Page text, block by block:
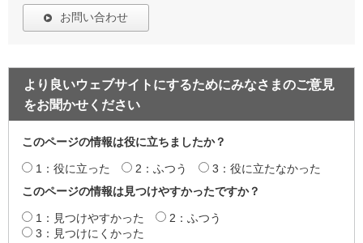
お問い合わせ
より良いウェブサイトにするためにみなさまのご意見
をお聞かせください
このページの情報は役に立ちましたか？
1：役に立った 2：ふつう
3：役に立たなかった
このページの情報は見つけやすかったですか？
1：見つけやすかった
2：ふつう
3：見つけにくかった